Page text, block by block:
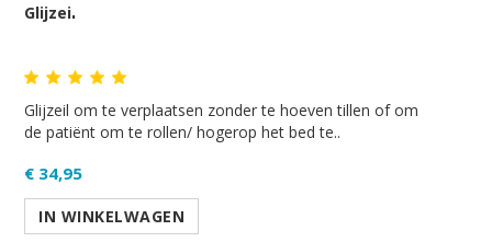
Glijzeil
Glijzeil om te verplaatsen zonder te hoeven tillen of om
de patiënt om te rollen/ hogerop het bed te..
€ 34,95
IN WINKELWAGEN